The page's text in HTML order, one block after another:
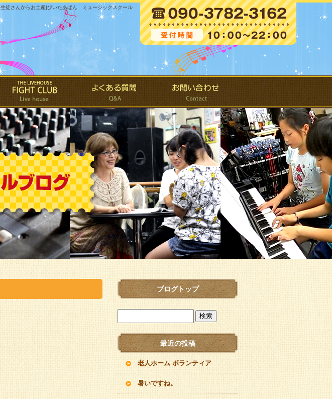
生徒さんからお土産|ぴいたあぱん ミュージックスクール
ブログトップ
最近の投稿
老人ホーム ボランティア
暑いですね。